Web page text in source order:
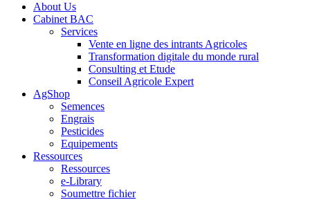
About Us
Cabinet BAC
Services
Vente en ligne des intrants Agricoles
Transformation digitale du monde rural
Consulting et Etude
Conseil Agricole Expert
AgShop
Semences
Engrais
Pesticides
Equipements
Ressources
Ressources
e-Library
Soumettre fichier